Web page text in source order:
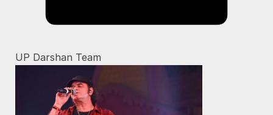
UP Darshan Team